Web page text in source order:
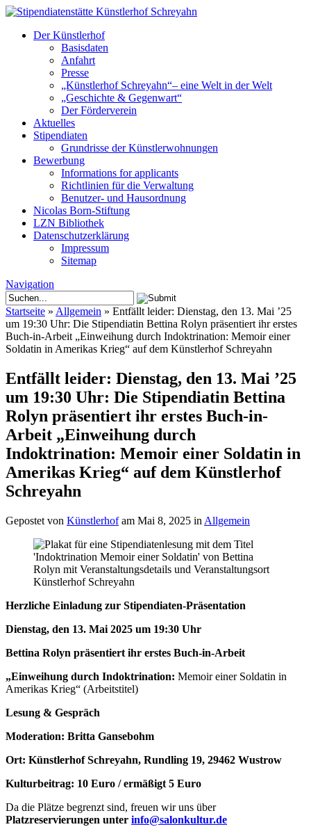
Der Künstlerhof
Basisdaten
Anfahrt
Presse
„Künstlerhof Schreyahn“– eine Welt in der Welt
„Geschichte & Gegenwart“
Der Förderverein
Aktuelles
Stipendiaten
Grundrisse der Künstlerwohnungen
Bewerbung
Informations for applicants
Richtlinien für die Verwaltung
Benutzer- und Hausordnung
Nicolas Born-Stiftung
LZN Bibliothek
Datenschutzerklärung
Impressum
Sitemap
Navigation
Startseite » Allgemein » Entfällt leider: Dienstag, den 13. Mai ’25
um 19:30 Uhr: Die Stipendiatin Bettina Rolyn präsentiert ihr erstes
Buch-in-Arbeit „Einweihung durch Indoktrination: Memoir einer
Soldatin in Amerikas Krieg“ auf dem Künstlerhof Schreyahn
Entfällt leider: Dienstag, den 13. Mai ’25
um 19:30 Uhr: Die Stipendiatin Bettina
Rolyn präsentiert ihr erstes Buch-in-
Arbeit „Einweihung durch
Indoktrination: Memoir einer Soldatin in
Amerikas Krieg“ auf dem Künstlerhof
Schreyahn
Gepostet von Künstlerhofam Mai 8, 2025 in Allgemein
Herzliche Einladung zur Stipendiaten-Präsentation
Dienstag, den 13. Mai 2025 um 19:30 Uhr
Bettina Rolyn präsentiert ihr erstes Buch-in-Arbeit
„Einweihung durch Indoktrination: Memoir einer Soldatin in
Amerikas Krieg“ (Arbeitstitel)
Lesung & Gespräch
Moderation: Britta Gansebohm
Ort: Künstlerhof Schreyahn, Rundling 19, 29462 Wustrow
Kulturbeitrag: 10 Euro / ermäßigt 5 Euro
Da die Plätze begrenzt sind, freuen wir uns über
Platzreservierungen unter info@salonkultur.de